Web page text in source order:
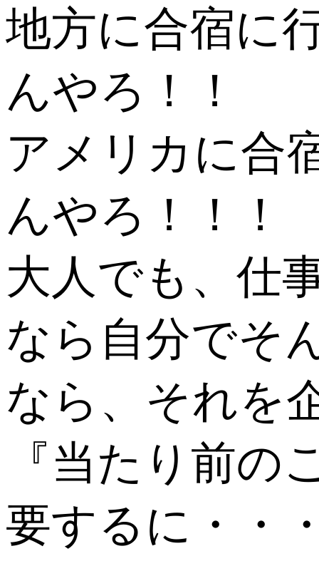
地方に合宿に
んやろ！！
アメリカに合
んやろ！！！
大人でも、仕
なら自分でそ
なら、それを
『当たり前の
要するに・・